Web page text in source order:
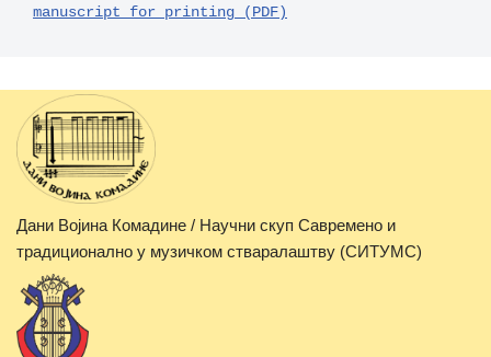
manuscript for printing (PDF)
Дани Војина Комадине / Научни скуп Савремено и
традиционално у музичком стваралаштву (СИТУМС)